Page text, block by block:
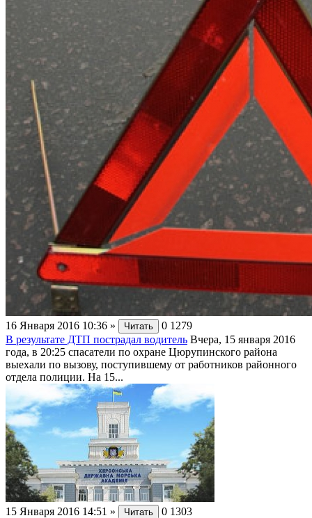
16 Января 2016 10:36 » Читать 0 1279
В результате ДТП пострадал водитель Вчера, 15 января 2016
года, в 20:25 спасатели по охране Цюрупинского района
выехали по вызову, поступившему от работников районного
отдела полиции. На 15...
15 Января 2016 14:51 » Читать 0 1303